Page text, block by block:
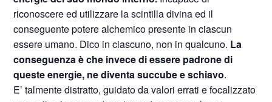
riconoscere ed utilizzare la scintilla divina ed il
conseguente potere alchemico presente in ciascun
essere umano. Dico in ciascuno, non in qualcuno. La
conseguenza è che invece di essere padrone di
queste energie, ne diventa succube e schiavo.
E’ talmente distratto, guidato da valori errati e focalizzato